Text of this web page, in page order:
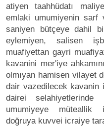
atiyen taahhüdatı
emlaki umumiyenin sarf
saniyen bütçeye dahil
eylemiyen, salisen
muafiyettan gayri
kavanini mer'iye
olmıyan hamisen vilayet
dair vazedilecek kavanin
dairei selahiyetlerinde
umumiyeye müteallik
doğruya kuvvei icraiye